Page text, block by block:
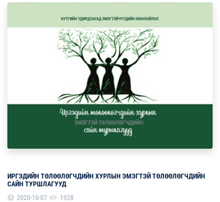
ИРГЭДИЙН ТӨЛӨӨЛӨГЧДИЙН ХУРЛЫН ЭМЭГТЭЙ ТӨЛӨӨЛӨГЧДИЙН
САЙН ТУРШЛАГУУД
2020-10-07
1928